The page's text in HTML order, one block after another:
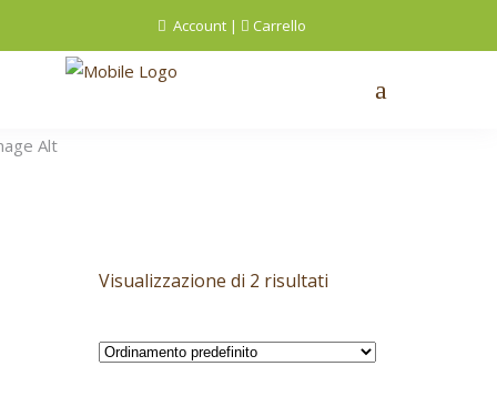
Account | Carrello
Visualizzazione di 2 risultati